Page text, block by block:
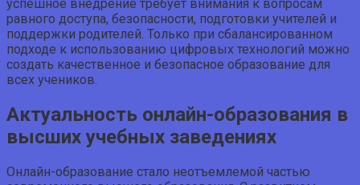
успешное внедрение требует внимания к вопросам
равного доступа, безопасности, подготовки учителей и
поддержки родителей. Только при сбалансированном
подходе к использованию цифровых технологий можно
создать качественное и безопасное образование для
всех учеников.
Актуальность онлайн-образования в
высших учебных заведениях
Онлайн-образование стало неотъемлемой частью